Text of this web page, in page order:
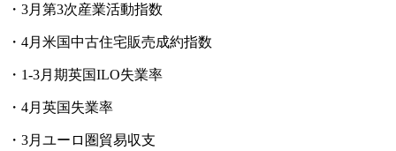
・3月第3次産業活動指数
・4月米国中古住宅販売成約指数
・1-3月期英国ILO失業率
・4月英国失業率
・3月ユーロ圏貿易収支